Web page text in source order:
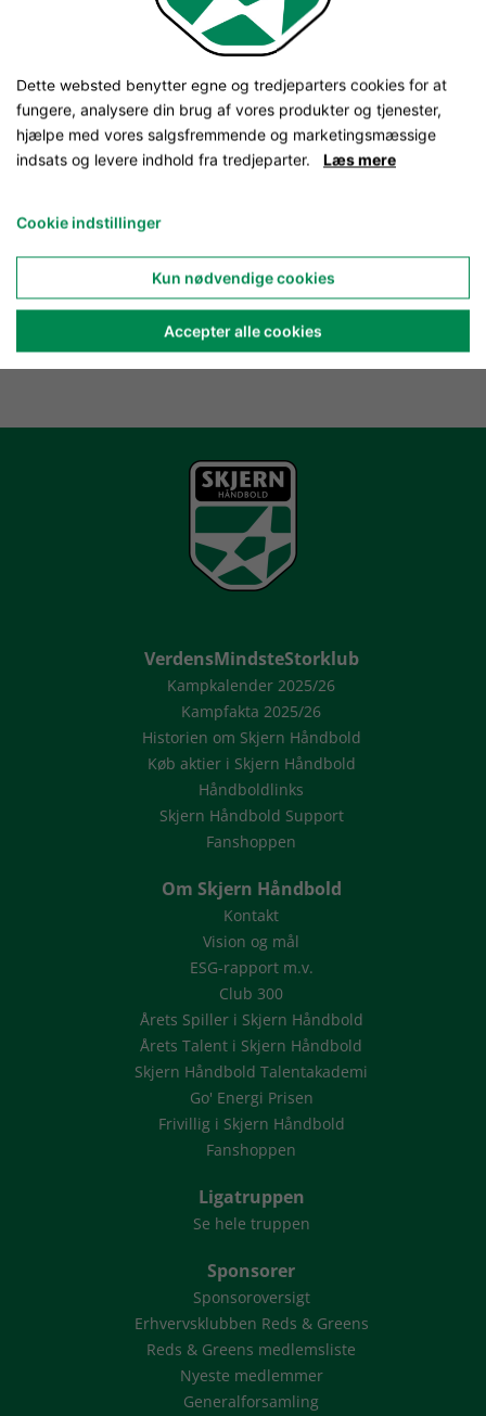
VerdensMindsteStorklub
Kampkalender 2025/26
Kampfakta 2025/26
Historien om Skjern Håndbold
Køb aktier i Skjern Håndbold
Håndboldlinks
Skjern Håndbold Support
Fanshoppen
Om Skjern Håndbold
Kontakt
Vision og mål
ESG-rapport m.v.
Club 300
Årets Spiller i Skjern Håndbold
Årets Talent i Skjern Håndbold
Skjern Håndbold Talentakademi
Go' Energi Prisen
Frivillig i Skjern Håndbold
Fanshoppen
Ligatruppen
Se hele truppen
Sponsorer
Sponsoroversigt
Erhvervsklubben Reds & Greens
Reds & Greens medlemsliste
Nyeste medlemmer
Generalforsamling
Dette websted benytter egne og tredjeparters cookies for at
fungere, analysere din brug af vores produkter og tjenester,
hjælpe med vores salgsfremmende og marketingsmæssige
indsats og levere indhold fra tredjeparter. Læs mere
Cookie indstillinger
Kun nødvendige cookies
Accepter alle cookies